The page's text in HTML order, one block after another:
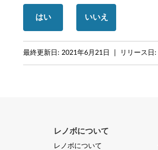
4
I
K
B
はい いいえ
最終更新日: 2021年6月21日 リリース日:
レノボについて
レノボについて